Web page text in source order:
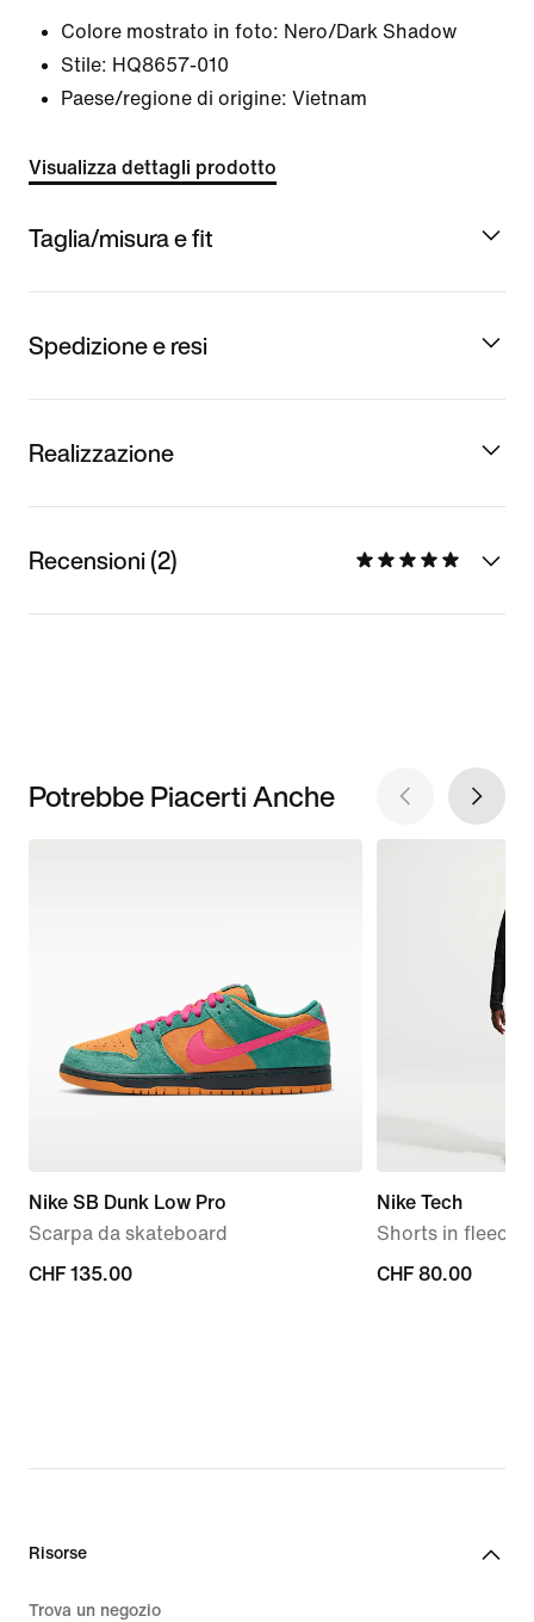
Colore mostrato in foto: Nero/Dark Shadow
Stile: HQ8657-010
Paese/regione di origine: Vietnam
Visualizza dettagli prodotto
Taglia/misura e fit
Spedizione e resi
Realizzazione
Recensioni (2)
Potrebbe Piacerti Anche
Nike SB Dunk Low Pro
Scarpa da skateboard
CHF
CHF 135.00
Nike Tech
Shorts in fleece
CHF
CHF 80.00
Risorse
Trova un negozio